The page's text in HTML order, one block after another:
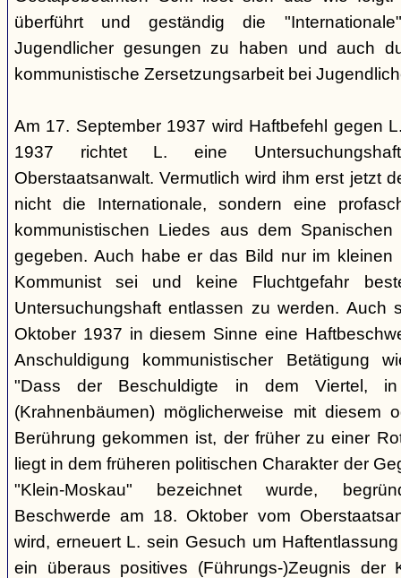
überführt und geständig die
Jugendlicher gesungen zu haben und auch
kommunistische Zersetzungsarbeit bei
Am 17. September 1937 wird Haftbefehl gegen
1937 richtet L. eine
Oberstaatsanwalt. Vermutlich wird ihm erst jetzt
nicht die Internationale, sondern eine
kommunistischen Liedes aus dem
gegeben. Auch habe er das Bild nur im
Kommunist sei und keine Fluchtgefahr
Untersuchungshaft entlassen zu werden. Auch
Oktober 1937 in diesem Sinne eine
Anschuldigung kommunistischer Betätigung
"Dass der Beschuldigte in dem Viertel,
(Krahnenbäumen) möglicherweise mit diesem
Berührung gekommen ist, der früher zu einer
liegt in dem früheren politischen Charakter der
"Klein-Moskau" bezeichnet wurde,
Beschwerde am 18. Oktober vom
wird, erneuert L. sein Gesuch um
ein überaus positives (Führungs-)Zeugnis der